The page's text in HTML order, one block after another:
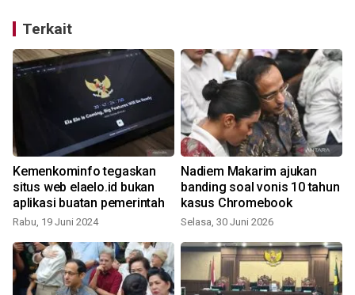
Terkait
Kemenkominfo tegaskan
situs web elaelo.id bukan
aplikasi buatan pemerintah
Rabu, 19 Juni 2024
Nadiem Makarim ajukan
banding soal vonis 10 tahun
kasus Chromebook
Selasa, 30 Juni 2026